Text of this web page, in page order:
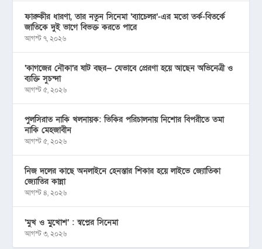
ফারুকীর ধারণা, তার নতুন সিনেমা ‘ব্যাচেলর’-এর মতো তর্ক-বিতর্কে
জাতিকে দুই ভাগে বিভক্ত করতে পারে
আগস্ট ৭, ২০২৬
‘কাগজের নৌকা’র ষাট বছর— যেভাবে প্রেরণা হয়ে আছেন অভিনেত্রী ও
ব্যক্তি সুচন্দা
আগস্ট ৫, ২০২৬
পুলসিরাত নাকি খলনায়ক: ভিকির পরিচালনায় নিশোর বিপরীতে তমা
নাকি মেহজাবীন
আগস্ট ৫, ২০২৬
নিজ দলের কাছে অনলাইনে হেনস্তার শিকার হয়ে লাইভে জ্যোতিকা
জ্যোতির কান্না
আগস্ট ৪, ২০২৬
‘মুখ ও মু্খোশ’ : স্বপ্নের সিনেমা
আগস্ট ৩, ২০২৬